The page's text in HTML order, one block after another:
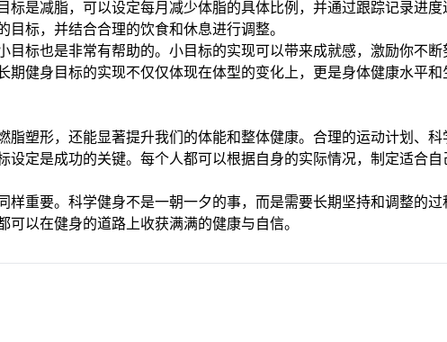
是减脂，可以设定每月减少体脂的具体比例，并通过跟踪记录进度
标，并结合合理的饮食和休息进行调整。
目标也是非常有帮助的。小目标的实现可以带来成就感，激励你不
健身目标的实现不仅仅体现在体型的变化上，更是身体健康水平和
脂塑形，还能显著提升我们的体能和整体健康。合理的运动计划、
设定是成功的关键。每个人都可以根据自身的实际情况，制定适合
样重要。科学健身不是一朝一夕的事，而是需要长期坚持和调整的
以在健身的道路上收获满满的健康与自信。